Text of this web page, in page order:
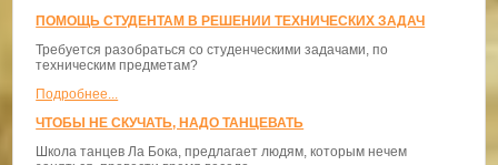
ПОМОЩЬ СТУДЕНТАМ В РЕШЕНИИ ТЕХНИЧЕСКИХ ЗАДАЧ
Требуется разобраться со студенческими задачами, по
техническим предметам?
Подробнее...
ЧТОБЫ НЕ СКУЧАТЬ, НАДО ТАНЦЕВАТЬ
​Школа танцев Ла Бока, предлагает людям, которым нечем